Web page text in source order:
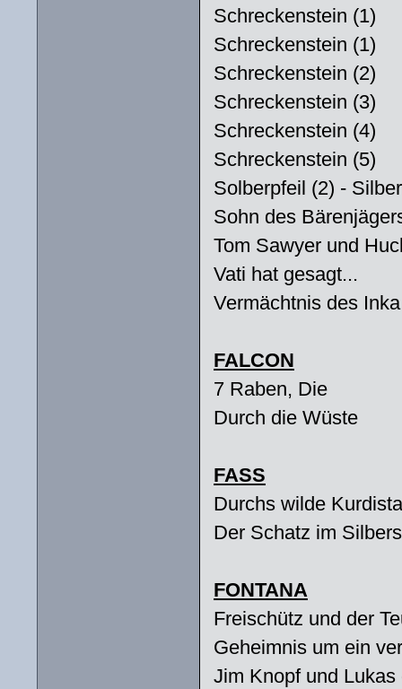
Schreckenstein (1)
Schreckenstein (1)
Schreckenstein (2)
Schreckenstein (3)
Schreckenstein (4)
Schreckenstein (5)
Solberpfeil (2) -
Sohn des
Tom Sawyer und
Vati hat gesagt...
Vermächtnis des
FALCON
7 Raben, Die
Durch die Wüste
FASS
Durchs wilde
Der Schatz im
FONTANA
Freischütz und der
Geheimnis um ein
Jim Knopf und